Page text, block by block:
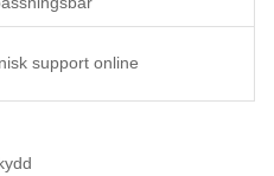
support online